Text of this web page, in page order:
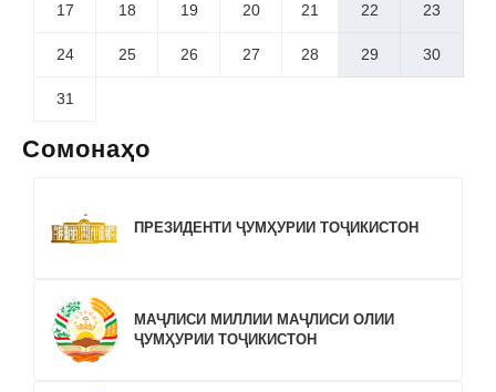
17 18 19 20 21 22 23
24 25 26 27 28 29 30
31
Сомонаҳо
ПРЕЗИДЕНТИ ҶУМҲУРИИ ТОҶИКИСТОН
МАҶЛИСИ МИЛЛИИ МАҶЛИСИ ОЛИИ
ҶУМҲУРИИ ТОҶИКИСТОН